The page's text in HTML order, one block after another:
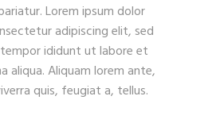
Lorem ipsum dolor
adipiscing elit, sed
ididunt ut labore et
aliqua. Aliquam lorem ante,
quis, feugiat a, tellus.